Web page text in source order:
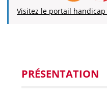
Visitez le portail
PRÉSENTATION